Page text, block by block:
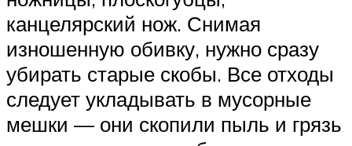
канцелярский нож. Снимая
изношенную обивку, нужно сразу
убирать старые скобы. Все отходы
следует укладывать в мусорные
мешки — они скопили пыль и грязь